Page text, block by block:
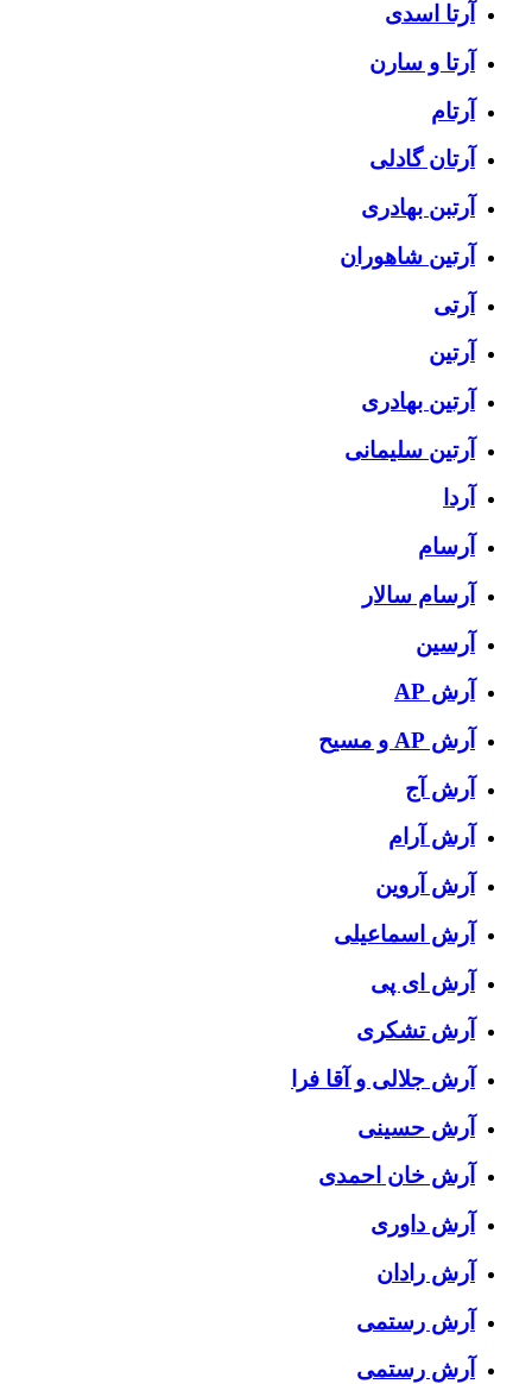
آرتا اسدی
آرتا و سارن
آرتام
آرتان گادلی
آرتبن بهادری
آرتين شاهوران
آرتی
آرتین
آرتین بهادری
آرتین سلیمانی
آردا
آرسام
آرسام سالار
آرسین
آرش AP
آرش AP و مسیح
آرش آج
آرش آرام
آرش آروین
آرش اسماعیلی
آرش ای پی
آرش تشکری
آرش جلالی و آقا فرا
آرش حسینی
آرش خان احمدی
آرش داوری
آرش رادان
آرش رستمى
آرش رستمی